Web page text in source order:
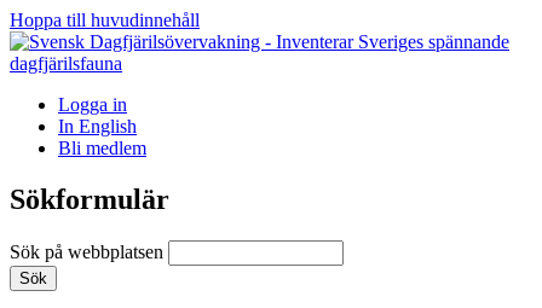
Hoppa till huvudinnehåll
Logga in
In English
Bli medlem
Sökformulär
Sök på webbplatsen